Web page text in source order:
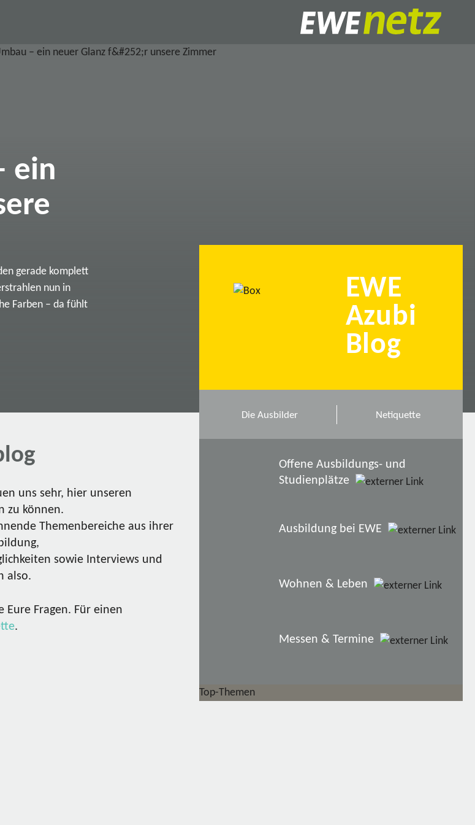
ein
gerade komplett
nun in
Farben – da fühlt
uns sehr, hier unseren
zu können.
Themenbereiche aus ihrer
sowie Interviews und
also.
Fragen. Für einen
.
EWE
Azubi
Blog
Die Ausbilder Netiquette
Offene Ausbildungs- und
Studienplätze
Ausbildung bei EWE
Wohnen & Leben
Messen & Termine
Top-Themen